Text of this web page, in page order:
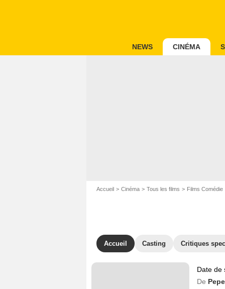
NEWS CINÉMA
Accueil Cinéma Tous les films Films Comédie
Accueil Casting Critiques
Date de
De